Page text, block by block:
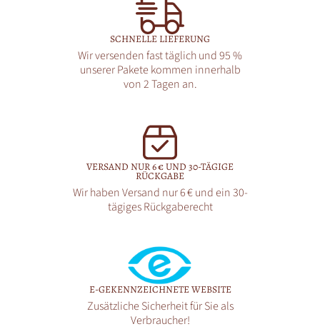
SCHNELLE LIEFERUNG
Wir versenden fast täglich und 95 %
unserer Pakete kommen innerhalb
von 2 Tagen an.
VERSAND NUR 6 € UND 30-TÄGIGE
RÜCKGABE
Wir haben Versand nur 6 € und ein 30-
tägiges Rückgaberecht
E-GEKENNZEICHNETE WEBSITE
Zusätzliche Sicherheit für Sie als
Verbraucher!